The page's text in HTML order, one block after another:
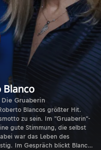
Blanco
Die Gruaberin
Blancos größter Hit.
zu sein. Im "Gruaberin"-
gute Stimmung, die selbst
war das Leben des
Im Gespräch blickt Blanco